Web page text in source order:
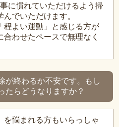
に慣れていただけるよう掃
でいただけます。
程よい運動」と感じる方が
わせたペースで無理なく
が終わるか不安です。もし
たらどうなりますか？
悩まれる方もいらっしゃ